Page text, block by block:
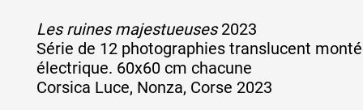
Les ruines majestueuses2023
Série de 12 photographies translucent
électrique. 60x60 cm chacune
Corsica Luce, Nonza, Corse 2023